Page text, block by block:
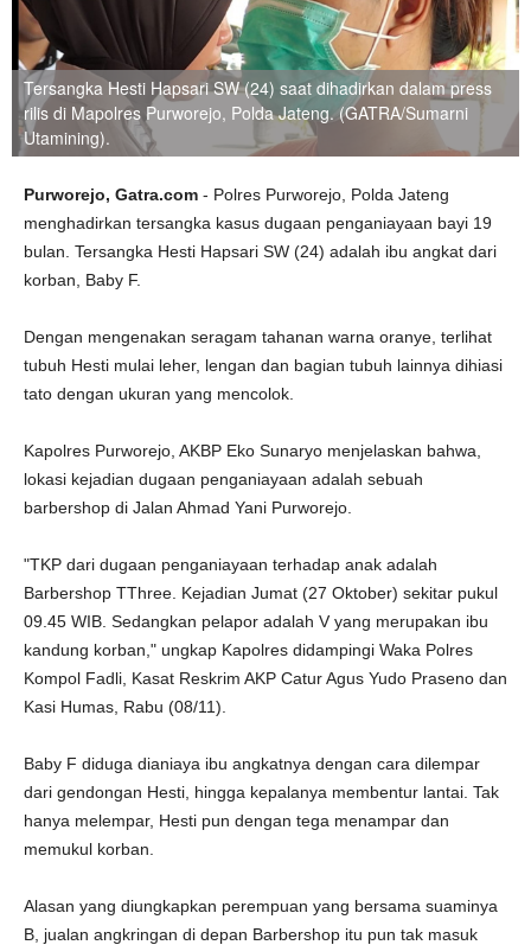
Tersangka Hesti Hapsari SW (24) saat dihadirkan dalam press
rilis di Mapolres Purworejo, Polda Jateng. (GATRA/Sumarni
Utamining).
Purworejo, Gatra.com - Polres Purworejo, Polda Jateng
menghadirkan tersangka kasus dugaan penganiayaan bayi 19
bulan. Tersangka Hesti Hapsari SW (24) adalah ibu angkat dari
korban, Baby F.
Dengan mengenakan seragam tahanan warna oranye, terlihat
tubuh Hesti mulai leher, lengan dan bagian tubuh lainnya dihiasi
tato dengan ukuran yang mencolok.
Kapolres Purworejo, AKBP Eko Sunaryo menjelaskan bahwa,
lokasi kejadian dugaan penganiayaan adalah sebuah
barbershop di Jalan Ahmad Yani Purworejo.
"TKP dari dugaan penganiayaan terhadap anak adalah
Barbershop TThree. Kejadian Jumat (27 Oktober) sekitar pukul
09.45 WIB. Sedangkan pelapor adalah V yang merupakan ibu
kandung korban," ungkap Kapolres didampingi Waka Polres
Kompol Fadli, Kasat Reskrim AKP Catur Agus Yudo Praseno dan
Kasi Humas, Rabu (08/11).
Baby F diduga dianiaya ibu angkatnya dengan cara dilempar
dari gendongan Hesti, hingga kepalanya membentur lantai. Tak
hanya melempar, Hesti pun dengan tega menampar dan
memukul korban.
Alasan yang diungkapkan perempuan yang bersama suaminya
B, jualan angkringan di depan Barbershop itu pun tak masuk